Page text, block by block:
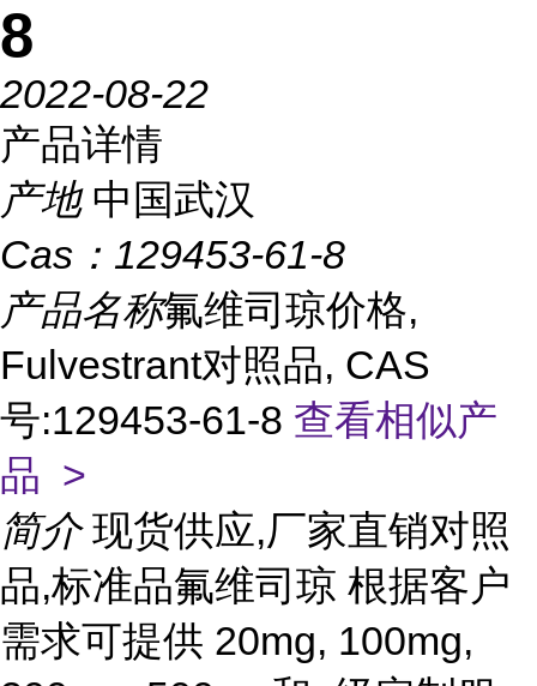
8
2022-08-22
产品详情
产地 中国武汉
Cas： 129453-61-8
产品名称氟维司琼价格,
Fulvestrant对照品, CAS
号:129453-61-8 查看相似产
品 >
简介 现货供应,厂家直销对照
品,标准品氟维司琼 根据客户
需求可提供 20mg, 100mg,